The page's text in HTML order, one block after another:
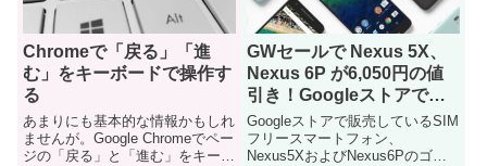
Chromeで「戻る」「進
む」をキーボードで操作す
る
あまりにも基本的な情報かもしれ
ませんが。Google Chromeでペー
ジの「戻る」と「進む」をキーボ
GWセールで Nexus 5X、
Nexus 6P が6,050円の値
引き！Googleストアで
46,250円から
Googleストアで販売しているSIM
フリースマートフォン、
Nexus5XおよびNexus6Pのゴー